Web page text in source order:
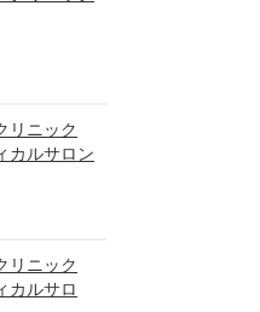
リニック
カルサロン
リニック
カルサロ